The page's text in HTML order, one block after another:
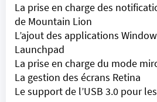
La prise en charge des
de Mountain Lion
L’ajout des applications
Launchpad
La prise en charge du mode
La gestion des écrans Retina
Le support de l’USB 3.0 pour